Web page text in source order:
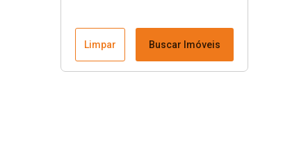
Limpar Buscar Imóveis